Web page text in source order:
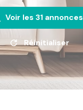
Voir les 31annonces
Réinitialiser